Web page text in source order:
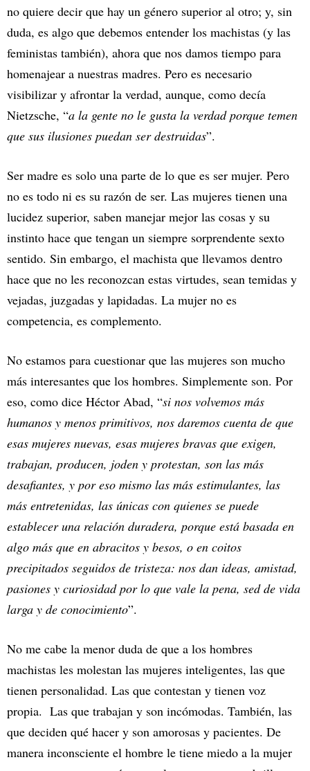
no quiere decir que hay un género superior al otro; y, sin
duda, es algo que debemos entender los machistas (y las
feministas también), ahora que nos damos tiempo para
homenajear a nuestras madres. Pero es necesario
visibilizar y afrontar la verdad, aunque, como decía
Nietzsche, “a la gente no le gusta la verdad porque temen
que sus ilusiones puedan ser destruidas”.
Ser madre es solo una parte de lo que es ser mujer. Pero
no es todo ni es su razón de ser. Las mujeres tienen una
lucidez superior, saben manejar mejor las cosas y su
instinto hace que tengan un siempre sorprendente sexto
sentido. Sin embargo, el machista que llevamos dentro
hace que no les reconozcan estas virtudes, sean temidas y
vejadas, juzgadas y lapidadas. La mujer no es
competencia, es complemento.
No estamos para cuestionar que las mujeres son mucho
más interesantes que los hombres. Simplemente son. Por
eso, como dice Héctor Abad, “si nos volvemos más
humanos y menos primitivos, nos daremos cuenta de que
esas mujeres nuevas, esas mujeres bravas que exigen,
trabajan, producen, joden y protestan, son las más
desafiantes, y por eso mismo las más estimulantes, las
más entretenidas, las únicas con quienes se puede
establecer una relación duradera, porque está basada en
algo más que en abracitos y besos, o en coitos
precipitados seguidos de tristeza: nos dan ideas, amistad,
pasiones y curiosidad por lo que vale la pena, sed de vida
larga y de conocimiento”.
No me cabe la menor duda de que a los hombres
machistas les molestan las mujeres inteligentes, las que
tienen personalidad. Las que contestan y tienen voz
propia. Las que trabajan y son incómodas. También, las
que deciden qué hacer y son amorosas y pacientes. De
manera inconsciente el hombre le tiene miedo a la mujer